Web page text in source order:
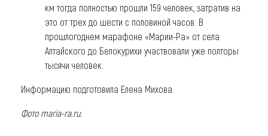
км тогда полностью прошли 159 человек, затратив на
это от трех до шести с половиной часов. В
прошлогоднем марафоне «Марии-Ра» от села
Алтайского до Белокурихи участвовали уже полторы
тысячи человек.
Информацию подготовила Елена Михова.
Фото maria-ra.ru.